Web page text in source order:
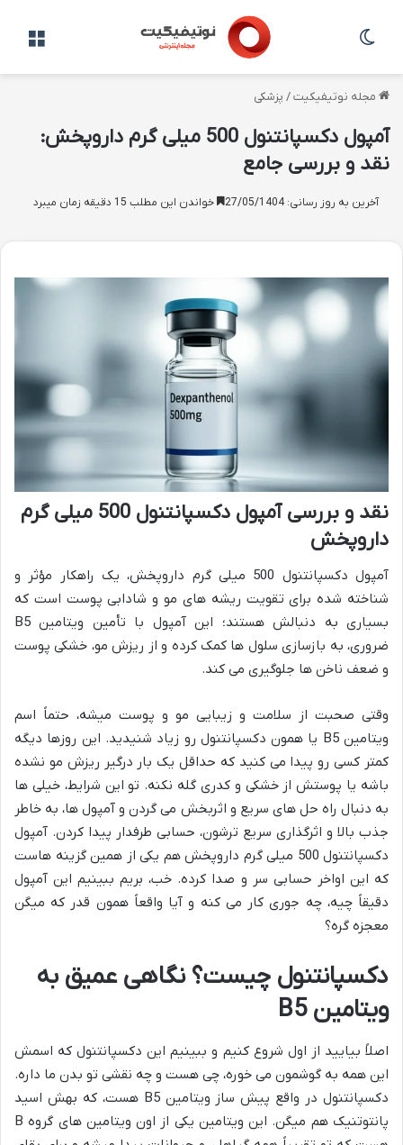
مجله نوتیفیکیت/ پزشکی
آمپول دکسپانتنول 500 میلی گرم داروپخش:
نقد و بررسی جامع
آخرین به روز رسانی: 27/05/1404 خواندن این مطلب 15 دقیقه زمان میبرد
نقد و بررسی آمپول دکسپانتنول 500 میلی گرم
داروپخش
آمپول دکسپانتنول 500 میلی گرم داروپخش، یک راهکار مؤثر و
شناخته شده برای تقویت ریشه های مو و شادابی پوست است که
بسیاری به دنبالش هستند؛ این آمپول با تأمین ویتامین B5
ضروری، به بازسازی سلول ها کمک کرده و از ریزش مو، خشکی پوست
و ضعف ناخن ها جلوگیری می کند.
وقتی صحبت از سلامت و زیبایی مو و پوست میشه، حتماً اسم
ویتامین B5 یا همون دکسپانتنول رو زیاد شنیدید. این روزها دیگه
کمتر کسی رو پیدا می کنید که حداقل یک بار درگیر ریزش مو نشده
باشه یا پوستش از خشکی و کدری گله نکنه. تو این شرایط، خیلی ها
به دنبال راه حل های سریع و اثربخش می گردن و آمپول ها، به خاطر
جذب بالا و اثرگذاری سریع ترشون، حسابی طرفدار پیدا کردن. آمپول
دکسپانتنول 500 میلی گرم داروپخش هم یکی از همین گزینه هاست
که این اواخر حسابی سر و صدا کرده. خب، بریم ببینیم این آمپول
دقیقاً چیه، چه جوری کار می کنه و آیا واقعاً همون قدر که میگن
معجزه گره؟
دکسپانتنول چیست؟ نگاهی عمیق به
ویتامین B5
اصلاً بیایید از اول شروع کنیم و ببینیم این دکسپانتنول که اسمش
این همه به گوشمون می خوره، چی هست و چه نقشی تو بدن ما داره.
دکسپانتنول در واقع پیش ساز ویتامین B5 هست، که بهش اسید
پانتوتنیک هم میگن. این ویتامین یکی از اون ویتامین های گروه B